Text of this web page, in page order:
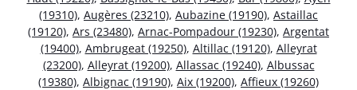
(19310), Augères (23210), Aubazine (19190), Astaillac
(19120), Ars (23480), Arnac-Pompadour (19230), Argentat
(19400), Ambrugeat (19250), Altillac (19120), Alleyrat
(23200), Alleyrat (19200), Allassac (19240), Albussac
(19380), Albignac (19190), Aix (19200), Affieux (19260)